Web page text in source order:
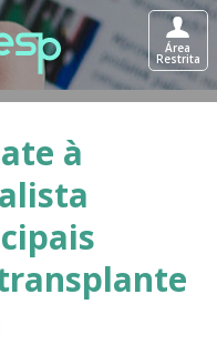
Área
Restrita
à